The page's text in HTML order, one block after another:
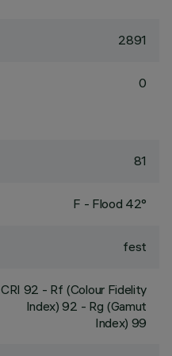
2891
0
81
F - Flood 42°
fest
CRI 92 - Rf (Colour Fidelity
Index) 92 - Rg (Gamut
Index) 99